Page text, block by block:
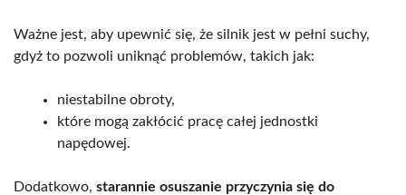
Ważne jest, aby upewnić się, że silnik jest w pełni suchy,
gdyż to pozwoli uniknąć problemów, takich jak:
niestabilne obroty,
które mogą zakłócić pracę całej jednostki
napędowej.
Dodatkowo, starannie osuszanie przyczynia się do